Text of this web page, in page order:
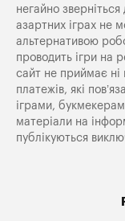
негайно
азартних іграх не
альтернативою
проводить ігри на
сайт не приймає ні
платежів, які
іграми,
матеріали на
публікуються